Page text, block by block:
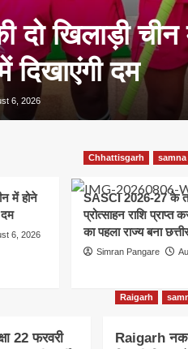
दो खिलाड़ी चीन
दिखाएंगी दम
6, 2026
में होने
दम
6, 2026
Chhattisgarh samna
SASCI 2026-27 के
प्रोत्साहन राशि प्राप्त
का पहला राज्य बना
Simran Pangare
22 फरवरी
Raigarh
Raigarh